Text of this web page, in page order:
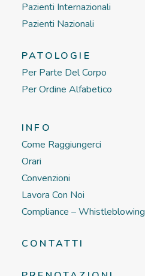
Pazienti Internazionali
Pazienti Nazionali
PATOLOGIE
Per Parte Del Corpo
Per Ordine Alfabetico
INFO
Come Raggiungerci
Orari
Convenzioni
Lavora Con Noi
Compliance – Whistleblowing
CONTATTI